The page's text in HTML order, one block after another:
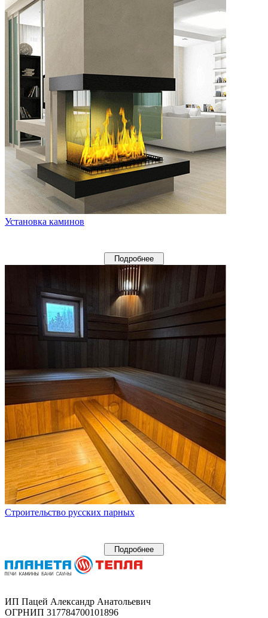
Установка каминов
Подробнее
Строительство русских парных
Подробнее
ИП Пацей Александр Анатольевич
ОГРНИП 317784700101896